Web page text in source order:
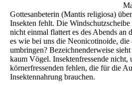
Gottesanbeterin (Mantis religiosa)
Insekten fehlt. Die
nicht einmal flattert es des Abends an
es wie bei uns die Neonicotinoide,
umbringen? Bezeichnenderweise
kaum Vögel. Insektenfressende nicht,
körnerfressenden fehlen, die für die
Insektennahrung brauchen.